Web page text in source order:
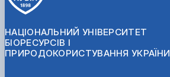
НАЦІОНАЛЬНИЙ УНІВЕРСИТЕТ
БІОРЕСУРСІВ І
ПРИРОДОКОРИСТУВАННЯ УКРАЇНИ